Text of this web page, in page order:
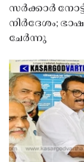
സർക്കാർ
നിർദേശം;
ചേർന്നു